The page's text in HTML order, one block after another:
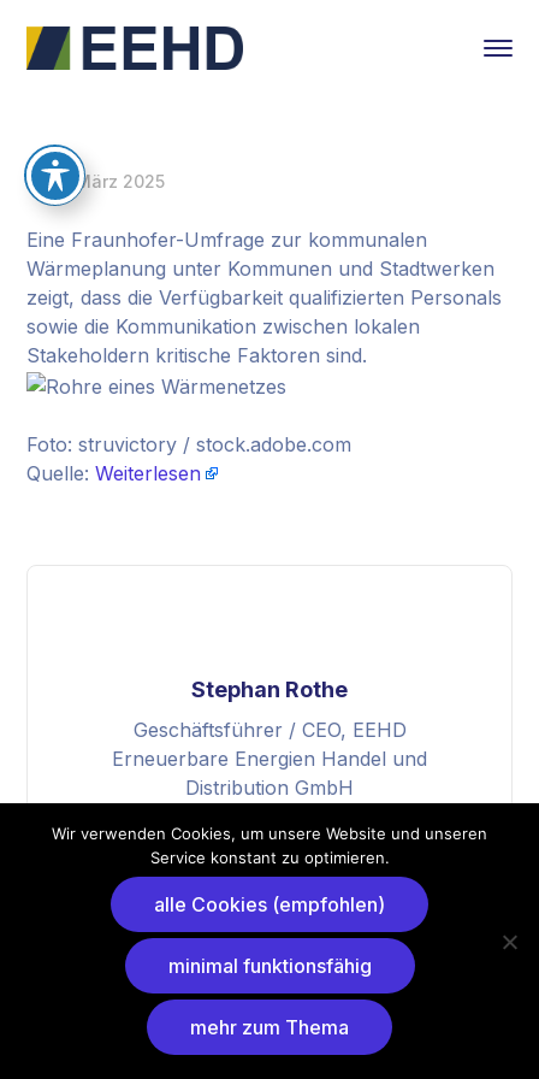
13. März 2025
Eine Fraunhofer-Umfrage zur kommunalen
Wärmeplanung unter Kommunen und Stadtwerken
zeigt, dass die Verfügbarkeit qualifizierten Personals
sowie die Kommunikation zwischen lokalen
Stakeholdern kritische Faktoren sind.
Foto: struvictory / stock.adobe.com
Quelle:Weiterlesen
Stephan Rothe
Geschäftsführer / CEO, EEHD
Erneuerbare Energien Handel und
Distribution GmbH
Wir verwenden Cookies, um unsere Website und unseren
Service konstant zu optimieren.
alle Cookies (empfohlen)
minimal funktionsfähig
mehr zum Thema